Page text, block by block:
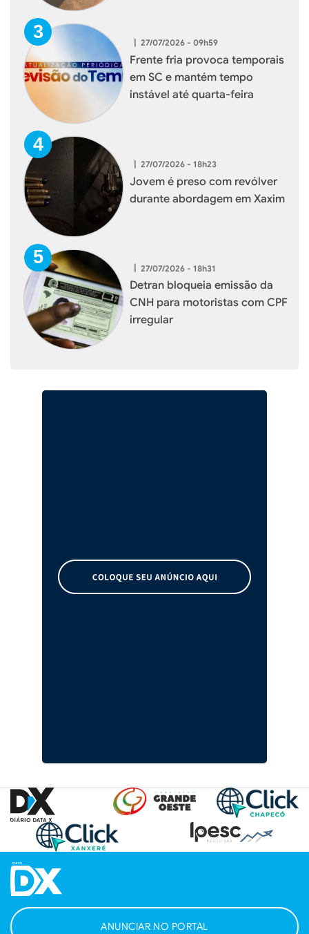
| 27/07/2026 - 09h59
Frente fria provoca temporais
em SC e mantém tempo
instável até quarta-feira
| 27/07/2026 - 18h23
Jovem é preso com revólver
durante abordagem em Xaxim
| 27/07/2026 - 18h31
Detran bloqueia emissão da
CNH para motoristas com CPF
irregular
ANUNCIAR NO PORTAL